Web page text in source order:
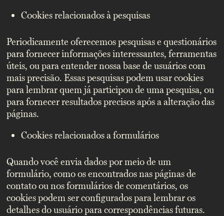
Cookies relacionados à pesquisas
Periodicamente oferecemos pesquisas e questionários
para fornecer informações interessantes, ferramentas
úteis, ou para entender nossa base de usuários com
mais precisão. Essas pesquisas podem usar cookies
para lembrar quem já participou de uma pesquisa, ou
para fornecer resultados precisos após a alteração das
páginas.
Cookies relacionados a formulários
Quando você envia dados por meio de um
formulário, como os encontrados nas páginas de
contato ou nos formulários de comentários, os
cookies podem ser configurados para lembrar os
detalhes do usuário para correspondências futuras.